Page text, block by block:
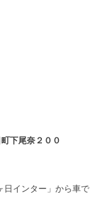
下尾奈２００
インター」から車で